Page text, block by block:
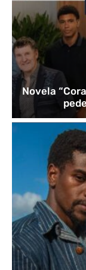
Novela